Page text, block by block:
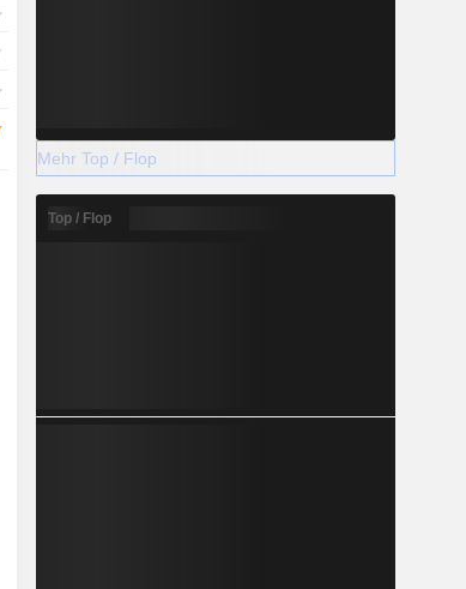
Mehr Top / Flop
Top / Flop